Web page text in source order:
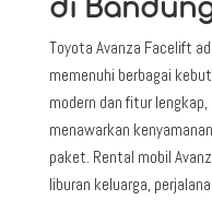
di
Toyota Avanza Facelift
memenuhi berbagai
modern dan fitur lengkap,
menawarkan
paket. Rental mobil
liburan keluarga,